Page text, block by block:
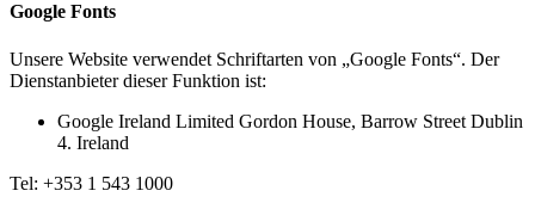
Google Fonts
Unsere Website verwendet Schriftarten von „Google Fonts“. Der
Dienstanbieter dieser Funktion ist:
Google Ireland Limited Gordon House, Barrow Street Dublin
4. Ireland
Tel: +353 1 543 1000